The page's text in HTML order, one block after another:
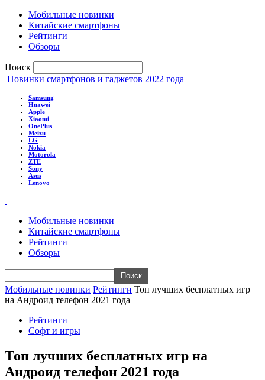
Мобильные новинки
Китайские смартфоны
Рейтинги
Обзоры
Поиск
Новинки смартфонов и гаджетов 2022 года
Samsung
Huawei
Apple
Xiaomi
OnePlus
Meizu
LG
Nokia
Motorola
ZTE
Sony
Asus
Lenovo
Мобильные новинки
Китайские смартфоны
Рейтинги
Обзоры
Мобильные новинки Рейтинги Топ лучших бесплатных игр
на Андроид телефон 2021 года
Рейтинги
Софт и игры
Топ лучших бесплатных игр на
Андроид телефон 2021 года